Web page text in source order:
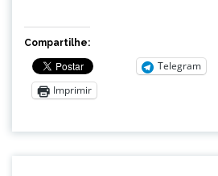
Compartilhe:
Telegram
Imprimir